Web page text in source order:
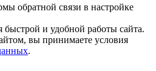
обратной связи в настройке
и удобной работы сайта.
вы принимаете условия
.